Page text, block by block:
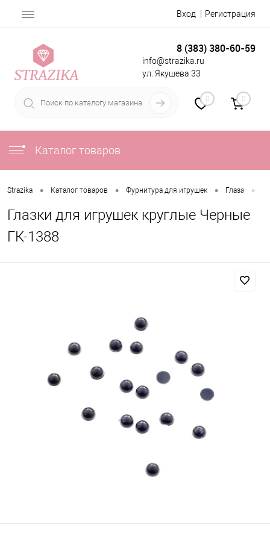
Вход Регистрация
8 (383) 380-60-59
info@strazika.ru
ул. Якушева 33
0 0
Каталог товаров
Strazika • Каталог товаров • Фурнитура для игрушек • Глаза •
Глазки для игрушек круглые Черные
ГК-1388